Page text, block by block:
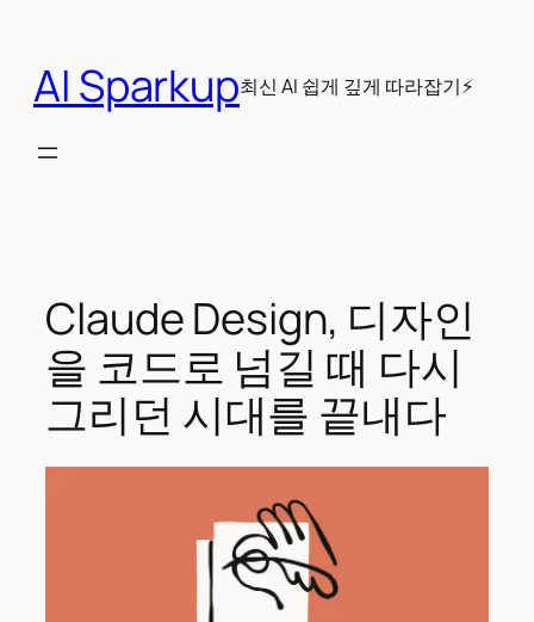
AI Sparkup최신 AI 쉽게 깊게 따라잡기⚡
Claude Design, 디자인
을 코드로 넘길 때 다시
그리던 시대를 끝내다